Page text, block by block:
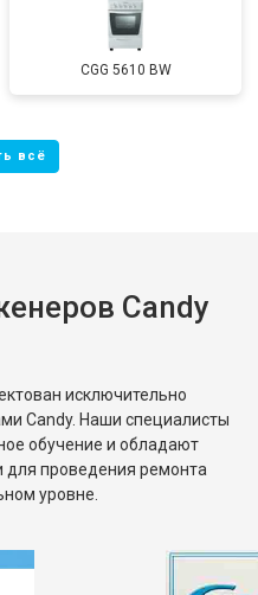
CGG 5610 BW
Candy
исключительно
Candy. Наши специалисты
обучение и обладают
проведения ремонта
уровне.